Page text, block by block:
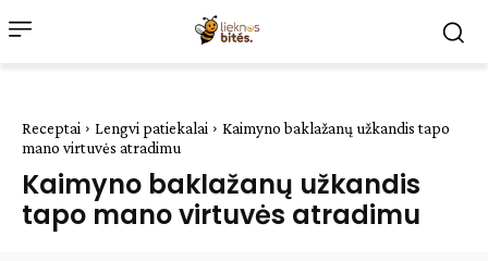
Receptai Lengvi patiekalai
Kaimyno baklažanų užkandis tapo
mano virtuvės atradimu
Kaimyno baklažanų užkandis
tapo mano virtuvės atradimu